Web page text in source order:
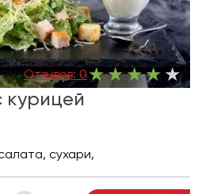
Отзывов: 0
сухари,